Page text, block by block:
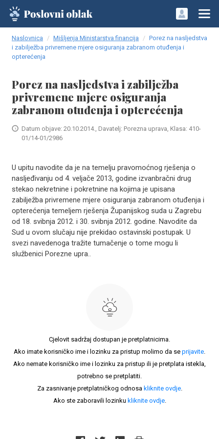
Naslovnica Mišljenja Ministarstva financija
Porez na nasljedstva
i zabilježba privremene mjere osiguranja zabranom otuđenja i
opterećenja
Porez na nasljedstva i zabilježba
privremene mjere osiguranja
zabranom otuđenja i opterećenja
Datum objave: 20.10.2014., Davatelj: Porezna uprava, Klasa: 410-
01/14-01/2986
U upitu navodite da je na temelju pravomoćnog rješenja o
nasljeđivanju od 4. veljače 2013, godine izvanbračni drug
stekao nekretnine i pokretnine na kojima je upisana
zabilježba privremene mjere osiguranja zabranom otuđenja i
opterećenja temeljem rješenja Županijskog suda u Zagrebu
od 18. svibnja 2012. i 30. svibnja 2012. godine. Navodite da
Sud u ovom slučaju nije prekidao ostavinski postupak. U
svezi navedenoga tražite tumačenje o tome mogu li
službenici Porezne upra..
Cjelovit sadržaj dostupan je pretplatnicima.
Ako imate korisničko ime i lozinku za pristup molimo da se prijavite.
Ako nemate korisničko ime i lozinku za pristup ili je pretplata istekla,
potrebno se pretplatiti.
Za zasnivanje pretplatničkog odnosa kliknite ovdje.
Ako ste zaboravili lozinku kliknite ovdje.